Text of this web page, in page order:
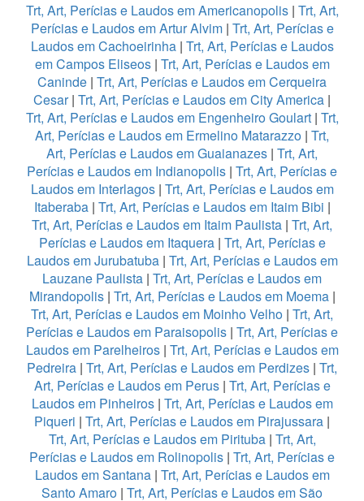
Trt, Art, Perícias e Laudos em Americanopolis | Trt, Art,
Perícias e Laudos em Artur Alvim | Trt, Art, Perícias e
Laudos em Cachoeirinha| Trt, Art, Perícias e Laudos
em Campos Eliseos | Trt, Art, Perícias e Laudos em
Caninde | Trt, Art, Perícias e Laudos em Cerqueira
Cesar| Trt, Art, Perícias e Laudos em City America |
Trt, Art, Perícias e Laudos em Engenheiro Goulart | Trt,
Art, Perícias e Laudos em Ermelino Matarazzo | Trt,
Art, Perícias e Laudos em Guaianazes | Trt, Art,
Perícias e Laudos em Indianopolis | Trt, Art, Perícias e
Laudos em Interlagos| Trt, Art, Perícias e Laudos em
Itaberaba| Trt, Art, Perícias e Laudos em Itaim Bibi |
Trt, Art, Perícias e Laudos em Itaim Paulista | Trt, Art,
Perícias e Laudos em Itaquera| Trt, Art, Perícias e
Laudos em Jurubatuba| Trt, Art, Perícias e Laudos em
Lauzane Paulista | Trt, Art, Perícias e Laudos em
Mirandopolis| Trt, Art, Perícias e Laudos em Moema|
Trt, Art, Perícias e Laudos em Moinho Velho | Trt, Art,
Perícias e Laudos em Paraisopolis | Trt, Art, Perícias e
Laudos em Parelheiros| Trt, Art, Perícias e Laudos em
Pedreira | Trt, Art, Perícias e Laudos em Perdizes | Trt,
Art, Perícias e Laudos em Perus| Trt, Art, Perícias e
Laudos em Pinheiros| Trt, Art, Perícias e Laudos em
Piqueri | Trt, Art, Perícias e Laudos em Pirajussara |
Trt, Art, Perícias e Laudos em Pirituba| Trt, Art,
Perícias e Laudos em Rolinopolis | Trt, Art, Perícias e
Laudos em Santana| Trt, Art, Perícias e Laudos em
Santo Amaro | Trt, Art, Perícias e Laudos em São